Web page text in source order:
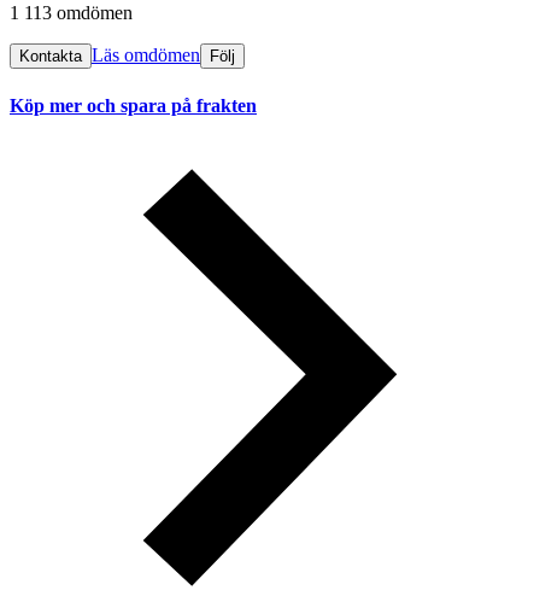
1 113 omdömen
Kontakta Läs omdömen Följ
Köp mer och spara på frakten